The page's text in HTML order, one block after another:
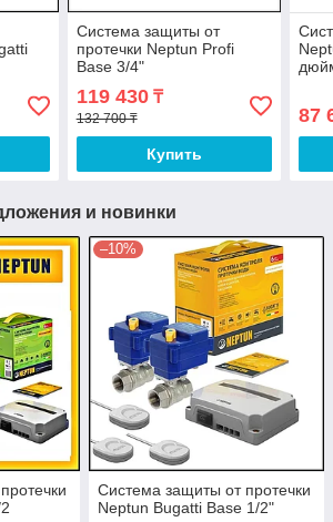
Система защиты от
протечки Neptun Profi
Base 3/4"
119 430₸
132 700 ₸
Купить
87
и новинки
–10%
Система защиты от протечки
Neptun Bugatti Base 1/2"